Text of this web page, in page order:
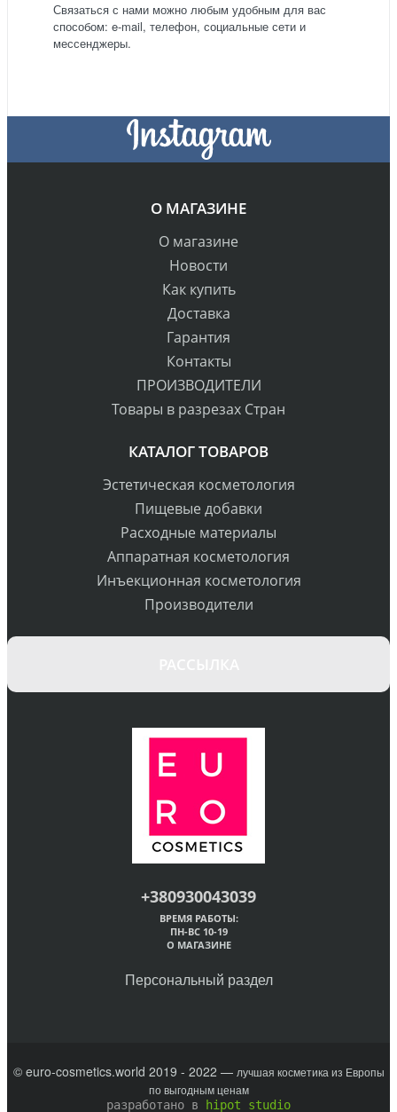
Связаться с нами можно любым удобным для вас
способом: e-mail, телефон, социальные сети и
мессенджеры.
О МАГАЗИНЕ
О магазине
Новости
Как купить
Доставка
Гарантия
Контакты
ПРОИЗВОДИТЕЛИ
Товары в разрезах Стран
КАТАЛОГ ТОВАРОВ
Эстетическая косметология
Пищевые добавки
Расходные материалы
Аппаратная косметология
Инъекционная косметология
Производители
+380930043039
ВРЕМЯ РАБОТЫ:
ПН-ВС 10-19
О МАГАЗИНЕ
Персональный раздел
© euro-cosmetics.world 2019 - 2022 — лучшая косметика из Европы
по выгодным ценам
разработано в
hipot studio